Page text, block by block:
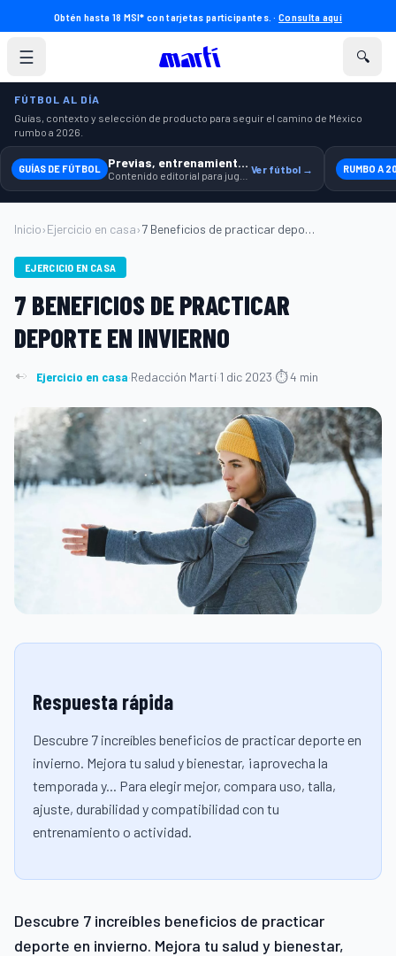
Obtén hasta 18 MSI* con tarjetas participantes. ·Consulta aquí
☰ 🔍
FÚTBOL AL DÍA
Guías, contexto y selección de producto para seguir el camino de México
rumbo a 2026.
GUÍAS DE FÚTBOL Previas, entrenamiento y producto Ver fútbol → RUMBO A
Inicio›Ejercicio en casa› 7 Beneficios de practicar deporte en inv...
EJERCICIO EN CASA
7 BENEFICIOS DE PRACTICAR
DEPORTE EN INVIERNO
Ejercicio en casa·Redacción Martí·1 dic 2023·⏱ 4 min
Respuesta rápida
Descubre 7 increíbles beneficios de practicar deporte en
invierno. Mejora tu salud y bienestar, ¡aprovecha la
temporada y... Para elegir mejor, compara uso, talla,
ajuste, durabilidad y compatibilidad con tu
entrenamiento o actividad.
Descubre 7 increíbles beneficios de practicar
deporte en invierno. Mejora tu salud y bienestar,